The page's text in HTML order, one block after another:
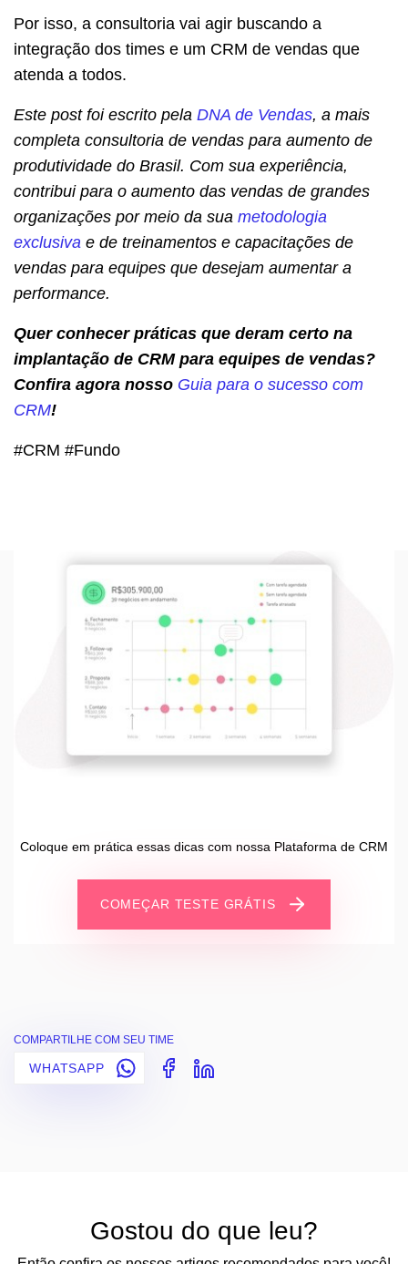
Por isso, a consultoria vai agir buscando a
integração dos times e um CRM de vendas que
atenda a todos.
Este post foi escrito pela DNA de Vendas, a mais
completa consultoria de vendas para aumento de
produtividade do Brasil. Com sua experiência,
contribui para o aumento das vendas de grandes
organizações por meio da sua metodologia
exclusiva e de treinamentos e capacitações de
vendas para equipes que desejam aumentar a
performance.
Quer conhecer práticas que deram certo na
implantação de CRM para equipes de vendas?
Confira agora nosso Guia para o sucesso com
CRM!
#CRM #Fundo
Coloque em prática essas dicas com nossa Plataforma de CRM
COMEÇAR TESTE GRÁTIS
COMPARTILHE COM SEU TIME
WHATSAPP
Gostou do que leu?